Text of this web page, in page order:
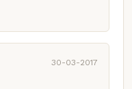
30-03-2017